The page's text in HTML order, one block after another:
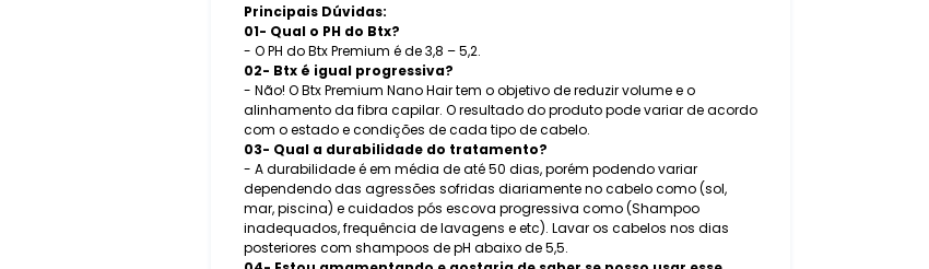
Principais Dúvidas:
01- Qual o PH do Btx?
- O PH do Btx Premium é de 3,8 – 5,2.
02- Btx é igual progressiva?
- Não! O Btx Premium Nano Hair tem o objetivo de reduzir volume e o
alinhamento da fibra capilar. O resultado do produto pode variar de acordo
com o estado e condições de cada tipo de cabelo.
03- Qual a durabilidade do tratamento?
- A durabilidade é em média de até 50 dias, porém podendo variar
dependendo das agressões sofridas diariamente no cabelo como (sol,
mar, piscina) e cuidados pós escova progressiva como (Shampoo
inadequados, frequência de lavagens e etc). Lavar os cabelos nos dias
posteriores com shampoos de pH abaixo de 5,5.